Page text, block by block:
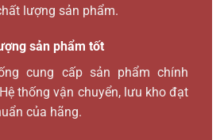
lượng sản phẩm.
sản phẩm tốt
cung cấp sản phẩm chính
thống vận chuyển, lưu kho đạt
của hãng.